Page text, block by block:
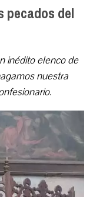
pecados del
inédito elenco de
nuestra